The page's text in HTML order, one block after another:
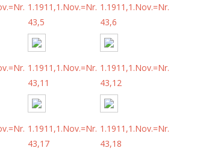
1.1911,1.Nov.=Nr.
43,5
1.1911,1.Nov.=Nr.
43,6
1.1911,1.Nov.=Nr.
43,11
1.1911,1.Nov.=Nr.
43,12
1.1911,1.Nov.=Nr.
43,17
1.1911,1.Nov.=Nr.
43,18